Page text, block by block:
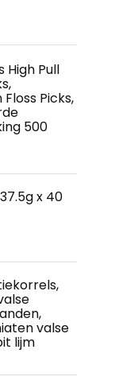
High Pull
Picks,
500
x 40
valse
lijm